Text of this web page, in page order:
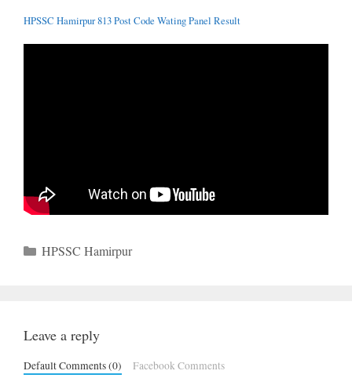
HPSSC Hamirpur 813 Post Code Wating Panel Result
Categories
HPSSC Hamirpur
Leave a reply
Default Comments (0) Facebook Comments